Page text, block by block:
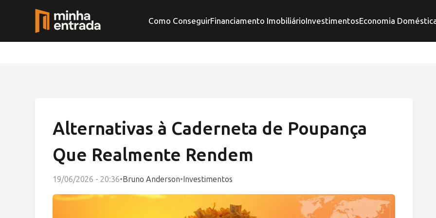
Como ConseguirFinanciamento ImobiliárioInvestimentosEconomia
Alternativas à Caderneta de Poupança
Que Realmente Rendem
19/06/2026 - 20:36•Bruno Anderson•Investimentos